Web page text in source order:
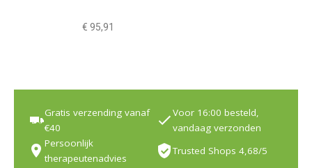
€ 95,91
Gratis verzending vanaf
€40
Voor 16:00 besteld,
vandaag verzonden
Persoonlijk
therapeutenadvies
Trusted Shops 4,68/5